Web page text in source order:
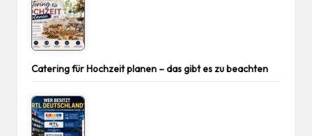
Catering für Hochzeit planen – das gibt es zu beachten